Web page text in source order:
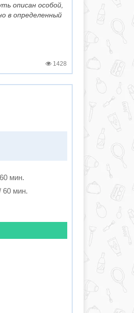
описан особой,
в определенный
1428
мин.
60 мин.